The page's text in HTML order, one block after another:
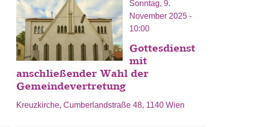
Sonntag, 9.
November 2025 -
10:00
Gottesdienst
mit
anschließender Wahl der
Gemeindevertretung
Kreuzkirche, Cumberlandstraße 48, 1140 Wien